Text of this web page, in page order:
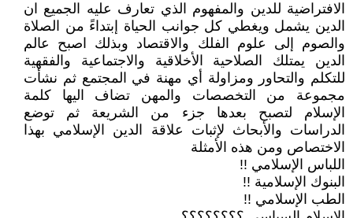
الافتراضية للدين والمفهوم الذي تعارف عليه الجميع ان
الدين يشمل ويغطي كل جوانب الحياة إبتداءً من الصلاة
والصوم إلى علوم الفلك والاقتصاد وبذلك اصبح عالم
الدين يمتلك الصلاحية الأخلاقية والاجتماعية والفقهية
للتكلم والتحاور ومزاولة أي مهنة في المجتمع ثم نشأت
مجموعة من التخصصات والمهن تضاف اليها كلمة
الإسلام لتصبح بعدها جزء من الشريعة ثم توضع
الدراسات والأبحاث لإثبات علاقة الدين الإسلامي بهذا
الاختصاص ومن هذه الأمثلة
اللباس الإسلامي !!
البنوك الإسلامية !!
الطب الإسلامي !!